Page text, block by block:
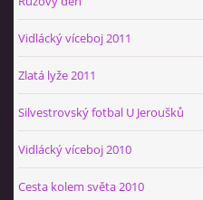
Vidlácký víceboj 2011
Zlatá lyže 2011
Silvestrovský fotbal U Jeroušků
Vidlácký víceboj 2010
Cesta kolem světa 2010